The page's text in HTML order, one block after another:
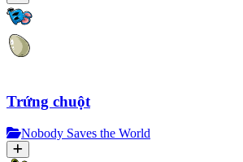
Trứng chuột
Nobody Saves the World